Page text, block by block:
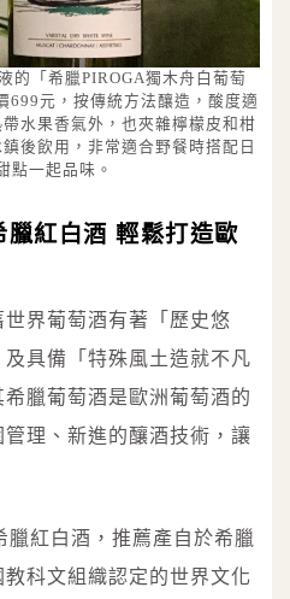
的「希臘PIROGA獨木舟白葡萄
699元，按傳統方法釀造，酸度適
水果香氣外，也夾雜檸檬皮和柑
後飲用，非常適合野餐時搭配日
點一起品味。
紅白酒 輕鬆打造歐
界葡萄酒有著「歷史悠
具備「特殊風土造就不凡
臘葡萄酒是歐洲葡萄酒的
理、新進的釀酒技術，讓
臘紅白酒，推薦產自於希臘
科文組織認定的世界文化